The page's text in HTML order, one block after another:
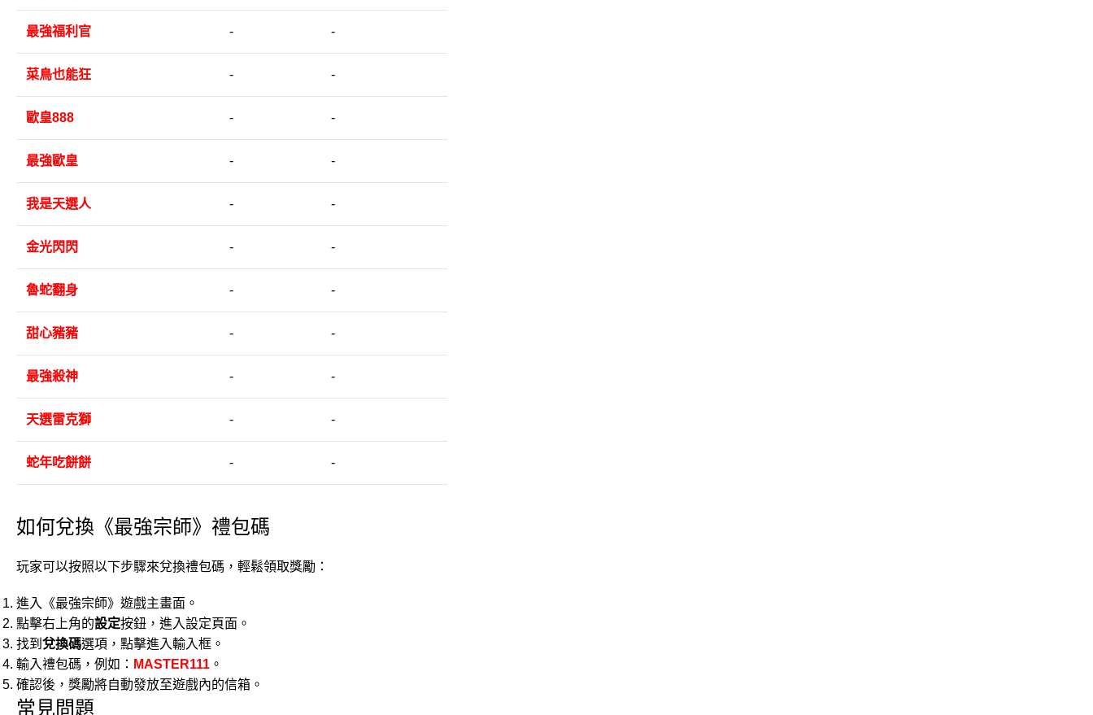
最強福利官 - -
菜鳥也能狂 - -
歐皇888 - -
最強歐皇 - -
我是天選人 - -
金光閃閃 - -
魯蛇翻身 - -
甜心豬豬 - -
最強殺神 - -
天選雷克獅 - -
蛇年吃餅餅 - -
如何兌換《最強宗師》禮包碼
玩家可以按照以下步驟來兌換禮包碼，輕鬆領取獎勵：
進入《最強宗師》遊戲主畫面。
點擊右上角的設定按鈕，進入設定頁面。
找到 兌換碼選項，點擊進入輸入框。
輸入禮包碼，例如： MASTER111 。
確認後，獎勵將自動發放至遊戲內的信箱。
常見問題